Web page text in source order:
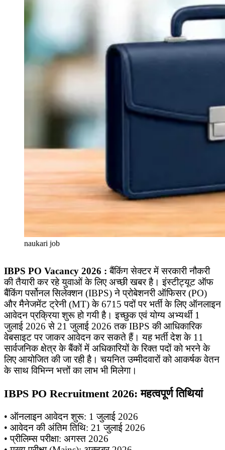
naukari job
IBPS PO Vacancy 2026 : बैंकिंग सेक्टर में सरकारी नौकरी
की तैयारी कर रहे युवाओं के लिए अच्छी खबर है। इंस्टीट्यूट ऑफ
बैंकिंग पर्सोनल सिलेक्शन (IBPS) ने प्रोबेशनरी ऑफिसर (PO)
और मैनेजमेंट ट्रेनी (MT) के 6715 पदों पर भर्ती के लिए ऑनलाइन
आवेदन प्रक्रिया शुरू हो गयी है। इच्छुक एवं योग्य अभ्यर्थी 1
जुलाई 2026 से 21 जुलाई 2026 तक IBPS की आधिकारिक
वेबसाइट पर जाकर आवेदन कर सकते हैं। यह भर्ती देश के 11
सार्वजनिक क्षेत्र के बैंकों में अधिकारियों के रिक्त पदों को भरने के
लिए आयोजित की जा रही है। चयनित उम्मीदवारों को आकर्षक वेतन
के साथ विभिन्न भत्तों का लाभ भी मिलेगा।
IBPS PO Recruitment 2026: महत्वपूर्ण तिथियां
• ऑनलाइन आवेदन शुरू: 1 जुलाई 2026
• आवेदन की अंतिम तिथि: 21 जुलाई 2026
• प्रीलिम्स परीक्षा: अगस्त 2026